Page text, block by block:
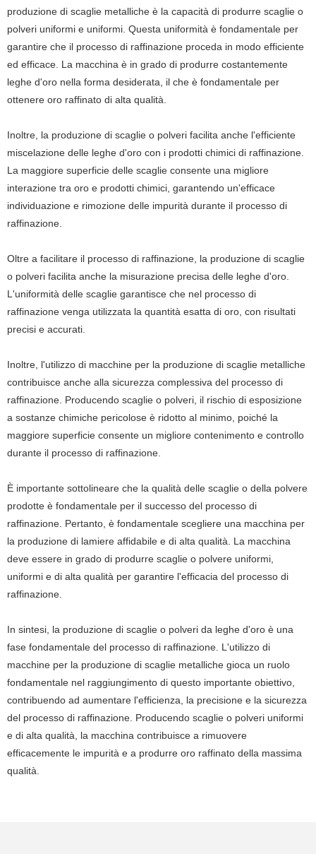
produzione di scaglie metalliche è la capacità di produrre scaglie o
polveri uniformi e uniformi. Questa uniformità è fondamentale per
garantire che il processo di raffinazione proceda in modo efficiente
ed efficace. La macchina è in grado di produrre costantemente
leghe d'oro nella forma desiderata, il che è fondamentale per
ottenere oro raffinato di alta qualità.
Inoltre, la produzione di scaglie o polveri facilita anche l'efficiente
miscelazione delle leghe d'oro con i prodotti chimici di raffinazione.
La maggiore superficie delle scaglie consente una migliore
interazione tra oro e prodotti chimici, garantendo un'efficace
individuazione e rimozione delle impurità durante il processo di
raffinazione.
Oltre a facilitare il processo di raffinazione, la produzione di scaglie
o polveri facilita anche la misurazione precisa delle leghe d'oro.
L'uniformità delle scaglie garantisce che nel processo di
raffinazione venga utilizzata la quantità esatta di oro, con risultati
precisi e accurati.
Inoltre, l'utilizzo di macchine per la produzione di scaglie metalliche
contribuisce anche alla sicurezza complessiva del processo di
raffinazione. Producendo scaglie o polveri, il rischio di esposizione
a sostanze chimiche pericolose è ridotto al minimo, poiché la
maggiore superficie consente un migliore contenimento e controllo
durante il processo di raffinazione.
È importante sottolineare che la qualità delle scaglie o della polvere
prodotte è fondamentale per il successo del processo di
raffinazione. Pertanto, è fondamentale scegliere una macchina per
la produzione di lamiere affidabile e di alta qualità. La macchina
deve essere in grado di produrre scaglie o polvere uniformi,
uniformi e di alta qualità per garantire l'efficacia del processo di
raffinazione.
In sintesi, la produzione di scaglie o polveri da leghe d'oro è una
fase fondamentale del processo di raffinazione. L'utilizzo di
macchine per la produzione di scaglie metalliche gioca un ruolo
fondamentale nel raggiungimento di questo importante obiettivo,
contribuendo ad aumentare l'efficienza, la precisione e la sicurezza
del processo di raffinazione. Producendo scaglie o polveri uniformi
e di alta qualità, la macchina contribuisce a rimuovere
efficacemente le impurità e a produrre oro raffinato della massima
qualità.